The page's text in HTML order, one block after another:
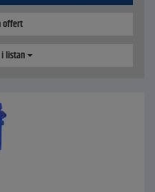
offert
listan